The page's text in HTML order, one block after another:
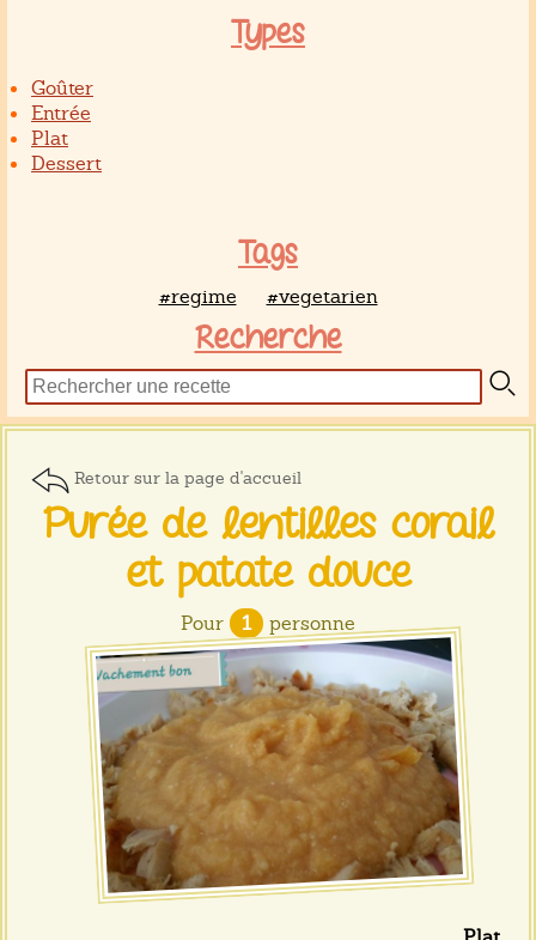
Types
Goûter
Entrée
Plat
Dessert
Tags
#regime #vegetarien
Recherche
Retour sur la page d'accueil
Purée de lentilles corail
et patate douce
Pour 1 personne